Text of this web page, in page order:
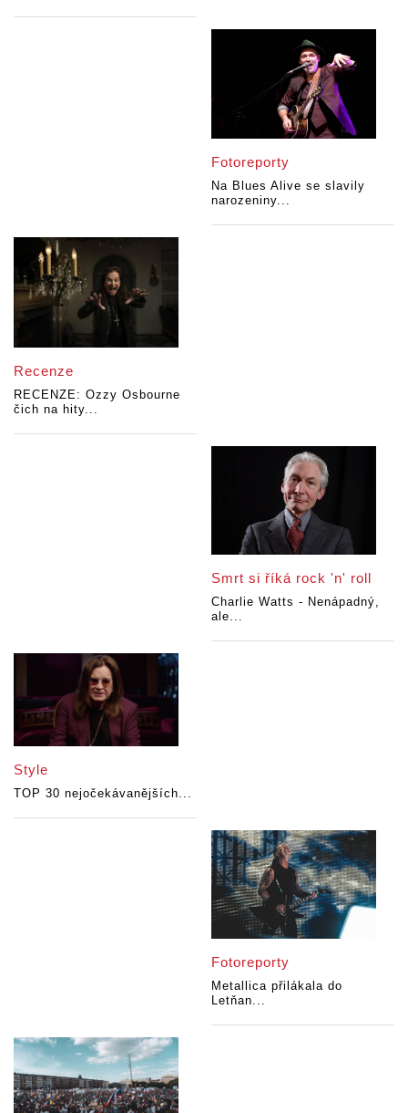
Fotoreporty
Na Blues Alive se slavily
narozeniny...
Recenze
RECENZE: Ozzy Osbourne
čich na hity...
Smrt si říká rock 'n' roll
Charlie Watts - Nenápadný,
ale...
Style
TOP 30 nejočekávanějších...
Fotoreporty
Metallica přilákala do
Letňan...